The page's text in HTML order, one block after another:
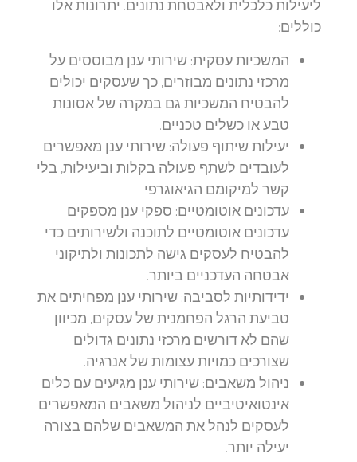
ליעילות כלכלית ולאבטחת נתונים. יתרונות אלו
כוללים:
המשכיות עסקית:שירותי ענן מבוססים על
מרכזי נתונים מבוזרים, כך שעסקים יכולים
להבטיח המשכיות גם במקרה של אסונות
טבע או כשלים טכניים.
יעילות שיתוף פעולה:שירותי ענן מאפשרים
לעובדים לשתף פעולה בקלות וביעילות, בלי
קשר למיקומם הגיאוגרפי.
עדכונים אוטומטיים:ספקי ענן מספקים
עדכונים אוטומטיים לתוכנה ולשירותים כדי
להבטיח לעסקים גישה לתכונות ולתיקוני
אבטחה העדכניים ביותר.
ידידותיות לסביבה:שירותי ענן מפחיתים את
טביעת הרגל הפחמנית של עסקים, מכיוון
שהם לא דורשים מרכזי נתונים גדולים
שצורכים כמויות עצומות של אנרגיה.
ניהול משאבים:שירותי ענן מגיעים עם כלים
אינטואיטיביים לניהול משאבים המאפשרים
לעסקים לנהל את המשאבים שלהם בצורה
יעילה יותר.